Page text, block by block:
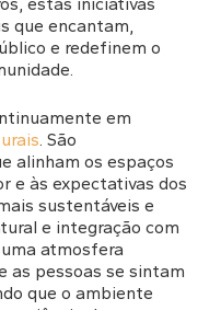
que encantam,
e redefinem o
em
. São
alinham os espaços
e às expectativas dos
sustentáveis e
e integração com
atmosfera
as pessoas se sintam
que o ambiente